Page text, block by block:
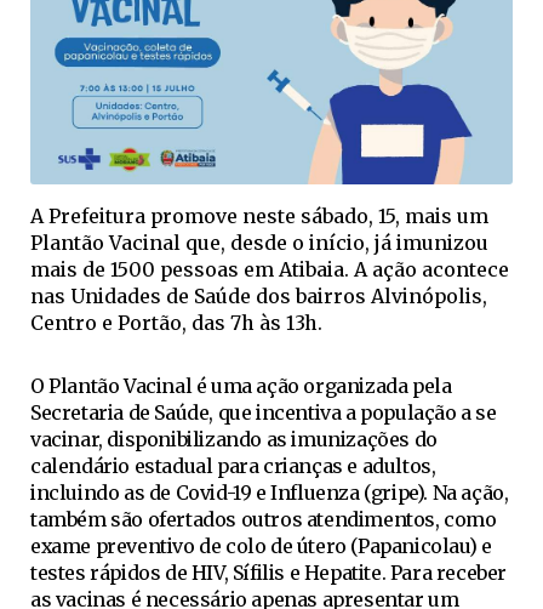
A Prefeitura promove neste sábado, 15, mais um
Plantão Vacinal que, desde o início, já imunizou
mais de 1500 pessoas em Atibaia. A ação acontece
nas Unidades de Saúde dos bairros Alvinópolis,
Centro e Portão, das 7h às 13h.
O Plantão Vacinal é uma ação organizada pela
Secretaria de Saúde, que incentiva a população a se
vacinar, disponibilizando as imunizações do
calendário estadual para crianças e adultos,
incluindo as de Covid-19 e Influenza (gripe). Na ação,
também são ofertados outros atendimentos, como
exame preventivo de colo de útero (Papanicolau) e
testes rápidos de HIV, Sífilis e Hepatite. Para receber
as vacinas é necessário apenas apresentar um